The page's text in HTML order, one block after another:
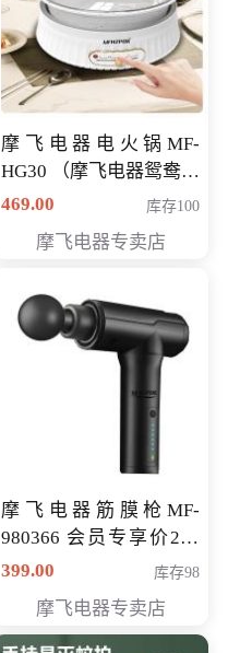
摩飞电器电火锅MF-
HG30 （摩飞电器鸳鸯锅
MF-HG30 ） 会员专享价
469.00 库存100
摩飞电器专卖店
摩飞电器筋膜枪MF-
980366 会员专享价299
元
399.00 库存98
摩飞电器专卖店